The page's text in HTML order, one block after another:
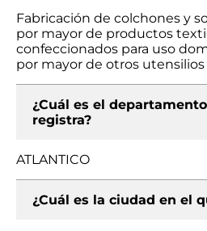
Fabricación de colchones y
por mayor de productos
confeccionados para uso
por mayor de otros
¿Cuál es el
registra?
ATLANTICO
¿Cuál es la ciudad en el